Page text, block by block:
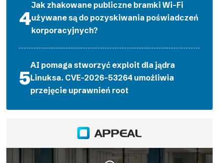
Jak zhakowane publiczne bramki Wi-Fi
używane są do pozyskiwania poświadczeń
korporacyjnych?
AI pomaga stworzyć exploit dla jądra
Linuksa. CVE-2026-53264 umożliwia
przejęcie uprawnień root